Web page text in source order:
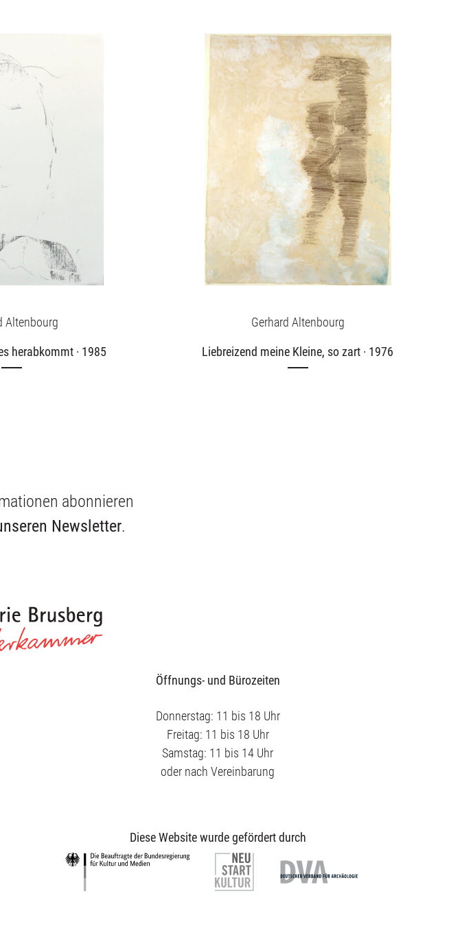
uns
Altenbourg
herabkommt · 1985
Gerhard Altenbourg
Liebreizend meine Kleine, so zart · 1976
abonnieren
Newsletter.
Öffnungs- und Bürozeiten
Donnerstag: 11 bis 18 Uhr
Freitag: 11 bis 18 Uhr
Samstag: 11 bis 14 Uhr
oder nach Vereinbarung
Diese Website wurde gefördert durch